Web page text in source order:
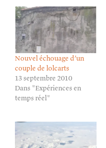
Nouvel échouage d’un
couple de lolcarts
13 septembre 2010
Dans "Expériences en
temps réel"